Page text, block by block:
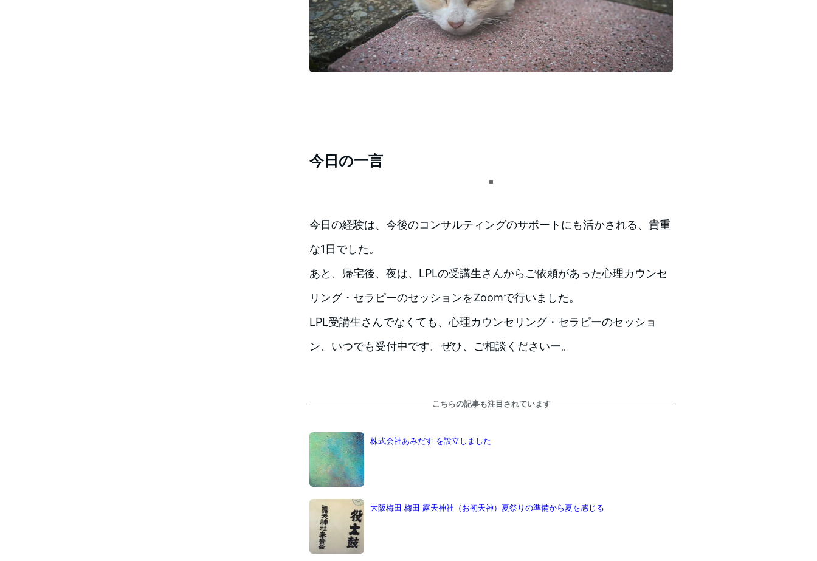
今日の一言
今日の経験は、今後のコンサルティングのサポートにも活かされる、貴重
な1日でした。
あと、帰宅後、夜は、LPLの受講生さんからご依頼があった心理カウンセ
リング・セラピーのセッションをZoomで行いました。
LPL受講生さんでなくても、心理カウンセリング・セラピーのセッショ
ン、いつでも受付中です。ぜひ、ご相談くださいー。
こちらの記事も注目されています
株式会社あみだす を設立しました
大阪梅田 梅田 露天神社（お初天神）夏祭りの準備から夏を感じる